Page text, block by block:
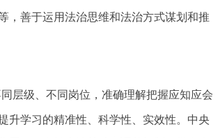
，善于运用法治思维和法治方式谋划和推
层级、不同岗位，准确理解把握应知应会
升学习的精准性、科学性、实效性。中央